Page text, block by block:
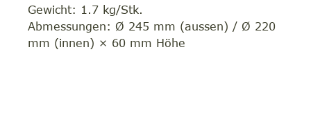
Gewicht: 1.7 kg/Stk.
Abmessungen: Ø 245 mm (aussen) / Ø 220
mm (innen) × 60 mm Höhe